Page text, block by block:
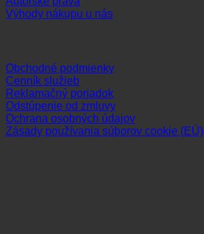
Výhody nákupu u nás
Obchodné podmienky
Cenník služieb
Reklamačný poriadok
Odstúpenie od zmluvy
Ochrana osobných údajov
Zásady používania súborov cookie (EÚ)